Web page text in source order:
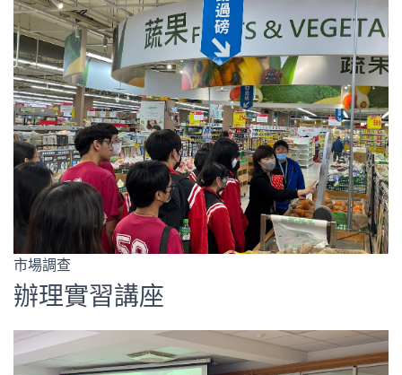
市場調查
辦理實習講座